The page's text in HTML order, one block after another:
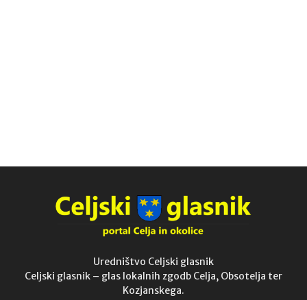
Uredništvo Celjski glasnik
Celjski glasnik – glas lokalnih zgodb Celja, Obsotelja ter
Kozjanskega.